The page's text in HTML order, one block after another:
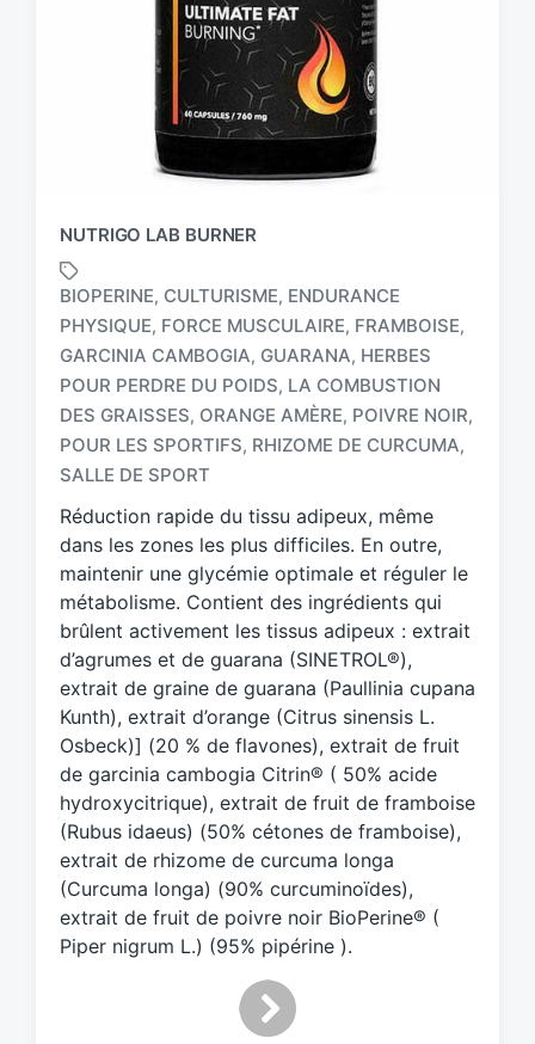
NUTRIGO LAB BURNER
T
a
g
e
d
w
t
h
BIOPERINE, CULTURISME, ENDURANCE
PHYSIQUE, FORCE MUSCULAIRE, FRAMBOISE,
GARCINIA CAMBOGIA, GUARANA, HERBES
POUR PERDRE DU POIDS, LA COMBUSTION
DES GRAISSES, ORANGE AMÈRE, POIVRE NOIR,
POUR LES SPORTIFS, RHIZOME DE CURCUMA,
SALLE DE SPORT
Réduction rapide du tissu adipeux, même
dans les zones les plus difficiles. En outre,
maintenir une glycémie optimale et réguler le
métabolisme. Contient des ingrédients qui
brûlent activement les tissus adipeux : extrait
d’agrumes et de guarana (SINETROL®),
extrait de graine de guarana (Paullinia cupana
Kunth), extrait d’orange (Citrus sinensis L.
Osbeck)] (20 % de flavones), extrait de fruit
de garcinia cambogia Citrin® ( 50% acide
hydroxycitrique), extrait de fruit de framboise
(Rubus idaeus) (50% cétones de framboise),
extrait de rhizome de curcuma longa
(Curcuma longa) (90% curcuminoïdes),
extrait de fruit de poivre noir BioPerine® (
Piper nigrum L.) (95% pipérine ).